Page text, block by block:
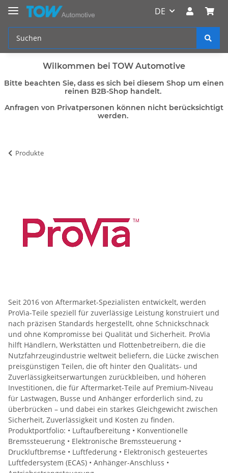
DE
Wilkommen bei TOW Automotive
Bitte beachten Sie, dass es sich bei diesem Shop um einen
reinen B2B-Shop handelt.
Anfragen von Privatpersonen können nicht berücksichtigt
werden.
Produkte
Seit 2016 von Aftermarket-Spezialisten entwickelt, werden
ProVia-Teile speziell für zuverlässige Leistung konstruiert und
nach präzisen Standards hergestellt, ohne Schnickschnack
und ohne Kompromisse bei Qualität und Sicherheit. ProVia
hilft Händlern, Werkstätten und Flottenbetreibern, die die
Nutzfahrzeugindustrie weltweit beliefern, die Lücke zwischen
preisgünstigen Teilen, die oft hinter den Qualitäts- und
Zuverlässigkeitserwartungen zurückbleiben, und höheren
Investitionen, die für Aftermarket-Teile auf Premium-Niveau
für Lastwagen, Busse und Anhänger erforderlich sind, zu
überbrücken – und dabei ein starkes Gleichgewicht zwischen
Sicherheit, Zuverlässigkeit und Kosten zu finden.
Produktportfolio: • Luftaufbereitung • Konventionelle
Bremssteuerung • Elektronische Bremssteuerung •
Druckluftbremse • Luftfederung • Elektronisch gesteuertes
Luftfedersystem (ECAS) • Anhänger-Anschluss •